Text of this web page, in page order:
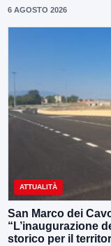
6 AGOSTO 2026
ATTUALITÀ
San Marco dei
“L’inaugurazione
storico per il